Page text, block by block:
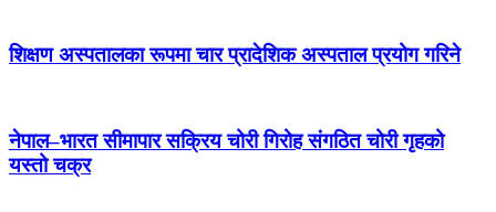
शिक्षण अस्पतालका रूपमा चार प्रादेशिक अस्पताल प्रयोग गरिने
नेपाल–भारत सीमापार सक्रिय चोरी गिरोह संगठित चोरी गृहको
यस्तो चक्र